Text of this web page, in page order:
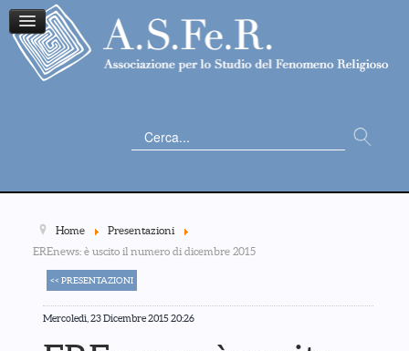
Cerca...
Home
Presentazioni
EREnews: è uscito il numero di dicembre 2015
<< PRESENTAZIONI
Mercoledì, 23 Dicembre 2015 20:26